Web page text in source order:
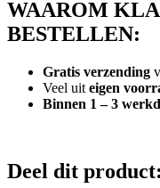
en
Maan
aantal
WAAROM
BESTELLEN:
Gratis verzending
Veel uit eigen
Binnen 1 – 3
Deel dit product: